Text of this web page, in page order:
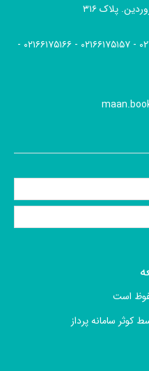
۰۲۱۶۶۴۸۰۸۸۶ - ۰۲۱۶۶۴۸۰۸۸۷ - ۰۲۱۶۶۱۷۵۱۵۷ - ۰۲۱۶۶۱۷۵۱۶۶ -
است
کوثر سامانه پرداز